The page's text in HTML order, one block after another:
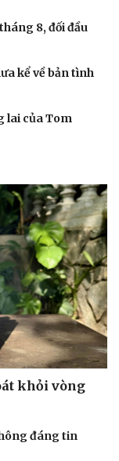
8, đối đầu
kể về bản tình
lai của Tom
khỏi vòng
đáng tin